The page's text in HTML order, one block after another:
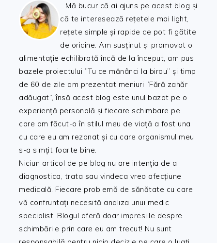
Mă bucur că ai ajuns pe acest blog și
că te interesează rețetele mai light,
rețete simple și rapide ce pot fi gătite
de oricine. Am susținut și promovat o
alimentație echilibrată încă de la început, am pus
bazele proiectului ”Tu ce mănânci la birou” și timp
de 60 de zile am prezentat meniuri ”Fără zahăr
adăugat”, însă acest blog este unul bazat pe o
experiență personală și fiecare schimbare pe
care am făcut-o în stilul meu de viață a fost una
cu care eu am rezonat și cu care organismul meu
s-a simțit foarte bine.
Niciun articol de pe blog nu are intenția de a
diagnostica, trata sau vindeca vreo afecțiune
medicală. Fiecare problemă de sănătate cu care
vă confruntați necesită analiza unui medic
specialist. Blogul oferă doar impresiile despre
schimbările prin care eu am trecut! Nu sunt